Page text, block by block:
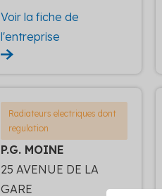
Voir la fiche de
l'entreprise
Radiateurs electriques dont
regulation
P.G. MOINE
25 AVENUE DE LA
GARE